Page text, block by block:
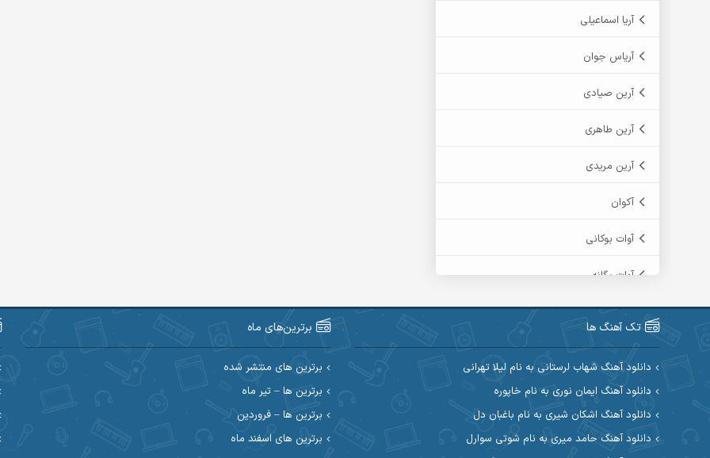
آریا اسماعیلی
آریاس جوان
آرین صیادی
آرین طاهری
آرین مریدی
آکوان
آوات بوکانی
آوات یگانه
آیت احمدنژاد
آیهان
ابراهیم شمس
ابوالحسن جاویدان
تک آهنگ ها
دانلود آهنگ شهاب لرستانی به نام لیلا تهرانی
دانلود آهنگ ایمان نوری به نام خاپوره
دانلود آهنگ اشکان شیری به نام باغبان دل
دانلود آهنگ حامد میری به نام شوتی سوارل
برترین‌های ماه
برترین های منتشر شده
برترین ها – تیر ماه
برترین ها – فروردین
برترین های اسفند ماه